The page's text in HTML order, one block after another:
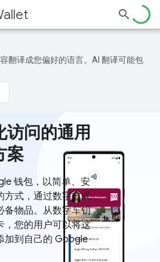
翻译成您偏好的语言。AI 翻译可能包
访问的通用
案
钱包，以简单、安
方式，通过数字方式
备物品。从数字车钥
，您的用户可以将这
加到自己的 Google